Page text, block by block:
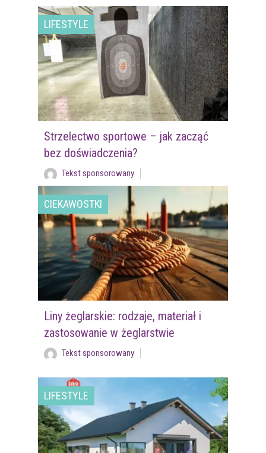
LIFESTYLE
Strzelectwo sportowe – jak zacząć
bez doświadczenia?
Tekst sponsorowany
CIEKAWOSTKI
Liny żeglarskie: rodzaje, materiał i
zastosowanie w żeglarstwie
Tekst sponsorowany
LIFESTYLE